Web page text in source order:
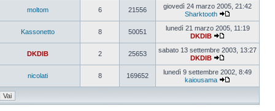
ultimo
messaggio
moltom 6 21556
giovedì 24 marzo 2005, 21:42
Sharktooth
Vedi
ultimo
Kassonetto 8 50051
lunedì 21 marzo 2005, 11:19
DKDIB
Vedi
ultimo
DKDIB 2 25653
sabato 13 settembre 2003, 13:27
DKDIB
Vedi
ultimo
messaggio
nicolati 8 169652
lunedì 9 settembre 2002, 8:49
kaiousama
Vedi